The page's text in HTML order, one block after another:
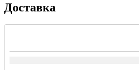
Доставка